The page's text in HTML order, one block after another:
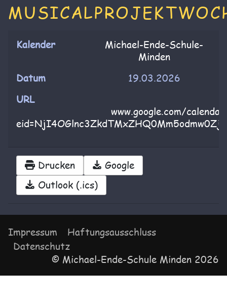
Kalender
Michael-Ende-Schule-
Minden
Datum
19.03.2026
URL
www.google.com/
Drucken
Google
Outlook (.ics)
Impressum
Haftungsausschluss
Datenschutz
© Michael-Ende-Schule Minden 2026